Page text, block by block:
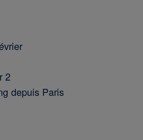
2
depuis Paris